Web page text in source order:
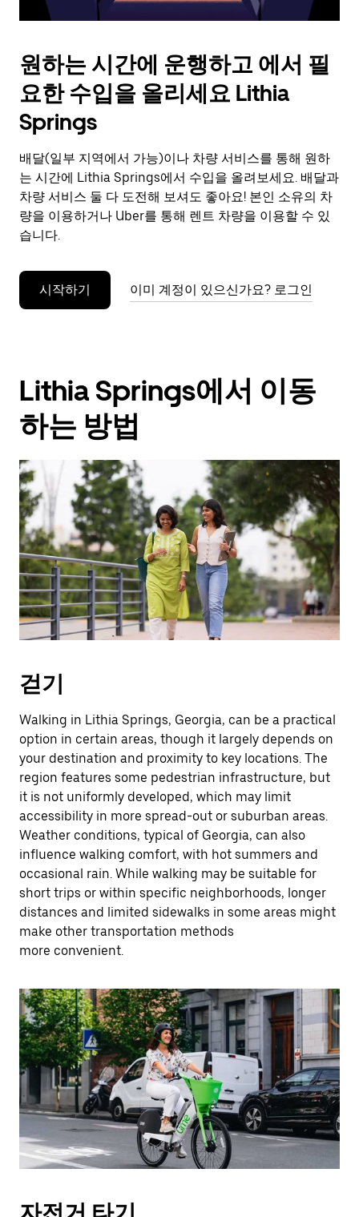
캘
린
더
를
닫
려
면
Esc
키
를
누
세
원하는 시간에 운행하고 에서 필
요한 수입을 올리세요 Lithia
Springs
배달(일부 지역에서 가능)이나 차량 서비스를 통해 원하
는 시간에 Lithia Springs에서 수입을 올려보세요. 배달과
차량 서비스 둘 다 도전해 보셔도 좋아요! 본인 소유의 차
량을 이용하거나 Uber를 통해 렌트 차량을 이용할 수 있
습니다.
시작하기 이미 계정이 있으신가요? 로그인
Lithia Springs에서 이동
하는 방법
걷기
Walking in Lithia Springs, Georgia, can be a practical
option in certain areas, though it largely depends on
your destination and proximity to key locations. The
region features some pedestrian infrastructure, but
it is not uniformly developed, which may limit
accessibility in more spread-out or suburban areas.
Weather conditions, typical of Georgia, can also
influence walking comfort, with hot summers and
occasional rain. While walking may be suitable for
short trips or within specific neighborhoods, longer
distances and limited sidewalks in some areas might
make other transportation methods
more convenient.